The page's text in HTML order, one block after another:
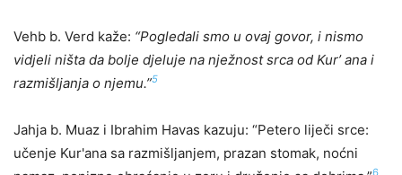
Vehb b. Verd kaže: “Pogledali smo u ovaj govor, i nismo
vidjeli ništa da bolje djeluje na nježnost srca od Kur’ ana i
razmišljanja o njemu.”5
Jahja b. Muaz i Ibrahim Havas kazuju: “Petero liječi srce:
učenje Kur'ana sa razmišljanjem, prazan stomak, noćni